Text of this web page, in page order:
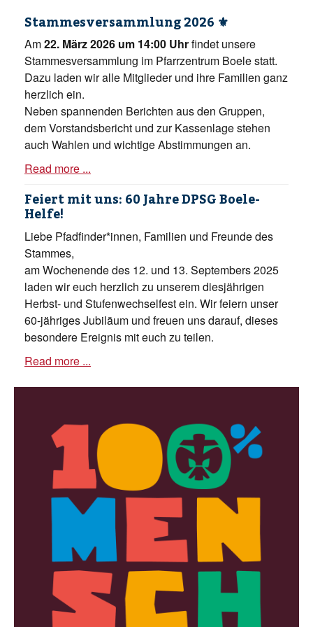
Stammesversammlung 2026 ⚜️
Am22. März 2026 um 14:00 Uhrfindet unsere
Stammesversammlung im Pfarrzentrum Boele statt.
Dazu laden wir alle Mitglieder und ihre Familien ganz
herzlich ein.
Neben spannenden Berichten aus den Gruppen,
dem Vorstandsbericht und zur Kassenlage stehen
auch Wahlen und wichtige Abstimmungen an.
Read more ...
Feiert mit uns: 60 Jahre DPSG Boele-
Helfe!
Liebe Pfadfinder*innen, Familien und Freunde des
Stammes,
am Wochenende des 12. und 13. Septembers 2025
laden wir euch herzlich zu unserem diesjährigen
Herbst- und Stufenwechselfest ein. Wir feiern unser
60-jähriges Jubiläum und freuen uns darauf, dieses
besondere Ereignis mit euch zu teilen.
Read more ...
Stammesversammlung 2024
hiermit möchten wir alle Mitglieder unseres
Pfadfinderstammes sowie deren Eltern und
Geschwister zur diesjährigen Stammesversammlung
20. April 2024 um 14.00 Uhr im Pfarrzentrum
Boele
einladen.
Für Demokratie – gegen
Rechtsextremismus
Do., 25.01.2024, 18 Uhr
Friedrich-Ebert-Platz